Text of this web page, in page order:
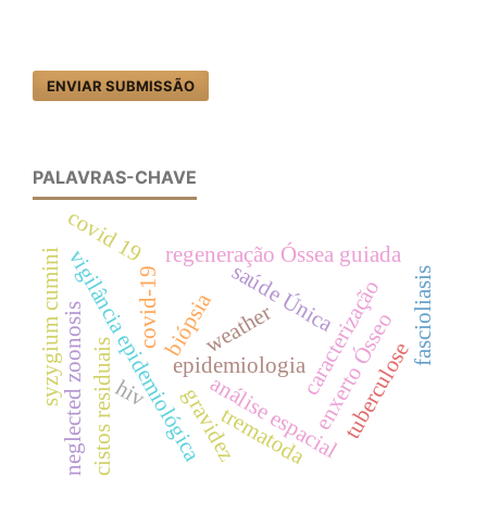
ENVIAR SUBMISSÃO
PALAVRAS-CHAVE
saúde Única
epidemiologia
vigilância epidemiológicaanálise espacial
cistos residuais
biópsia
regeneração Óssea guiada
enxerto Ósseo
tuberculose
covid-19 fascioliasis
trematoda
weather
neglected zoonosis caracterização
syzygium cumini
covid 19
hiv gravidez